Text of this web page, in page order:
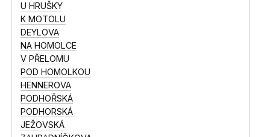
U HRUŠKY
K MOTOLU
DEYLOVA
NA HOMOLCE
V PŘELOMU
POD HOMOLKOU
HENNEROVA
PODHOŘSKÁ
PODHORSKÁ
JEŽOVSKÁ